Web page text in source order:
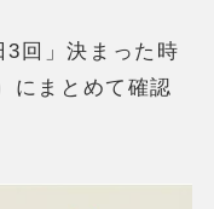
3回」決まった時
にまとめて確認